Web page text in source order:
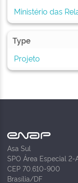
Ministério das
Type
Projeto
Asa Sul
SPO Área Especial 2-
CEP 70.610-900
Brasília/DF